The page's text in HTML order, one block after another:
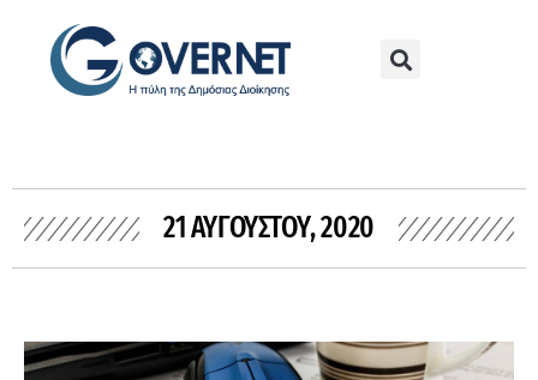
21 ΑΥΓΟΎΣΤΟΥ, 2020